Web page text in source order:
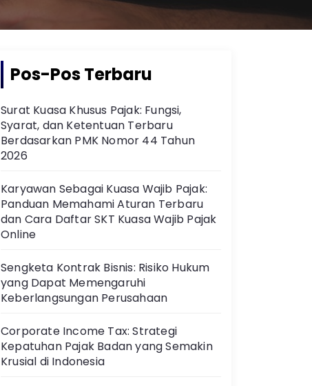
Pos-Pos Terbaru
Surat Kuasa Khusus Pajak: Fungsi,
Syarat, dan Ketentuan Terbaru
Berdasarkan PMK Nomor 44 Tahun
2026
Karyawan Sebagai Kuasa Wajib Pajak:
Panduan Memahami Aturan Terbaru
dan Cara Daftar SKT Kuasa Wajib Pajak
Online
Sengketa Kontrak Bisnis: Risiko Hukum
yang Dapat Memengaruhi
Keberlangsungan Perusahaan
Corporate Income Tax: Strategi
Kepatuhan Pajak Badan yang Semakin
Krusial di Indonesia